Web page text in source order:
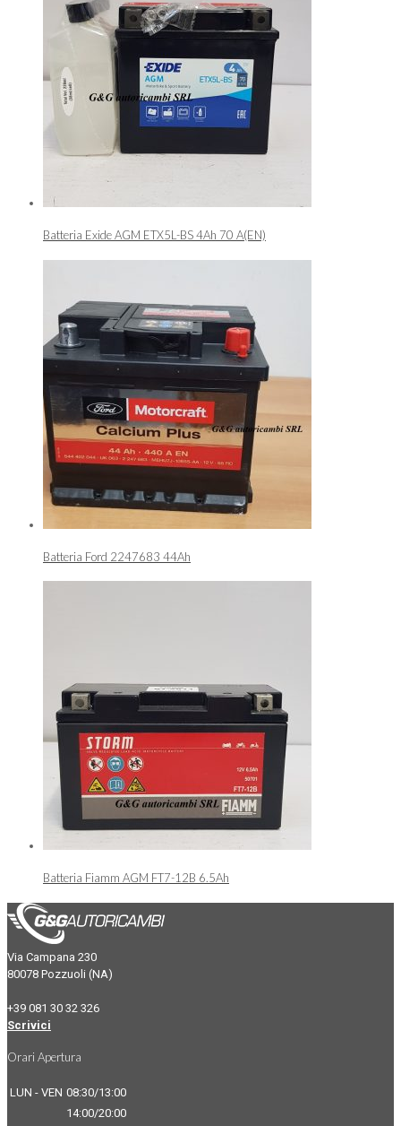
Batteria Exide AGM ETX5L-BS 4Ah 70 A(EN)
Batteria Ford 2247683 44Ah
Batteria Fiamm AGM FT7-12B 6.5Ah
Via Campana 230
80078 Pozzuoli (NA)
+39 081 30 32 326
Scrivici
Orari Apertura
LUN - VEN 08:30/13:00
14:00/20:00